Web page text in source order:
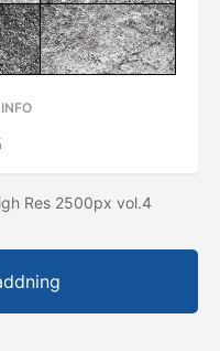
Res 2500px vol.4